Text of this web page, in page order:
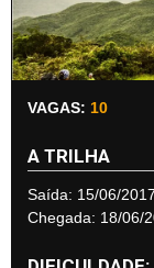
VAGAS: 10
A TRILHA
Saída: 15/06/2017
Chegada: 18/06/